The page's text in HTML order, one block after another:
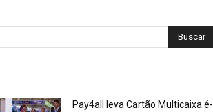
Pay4all leva Cartão Multicaixa é-